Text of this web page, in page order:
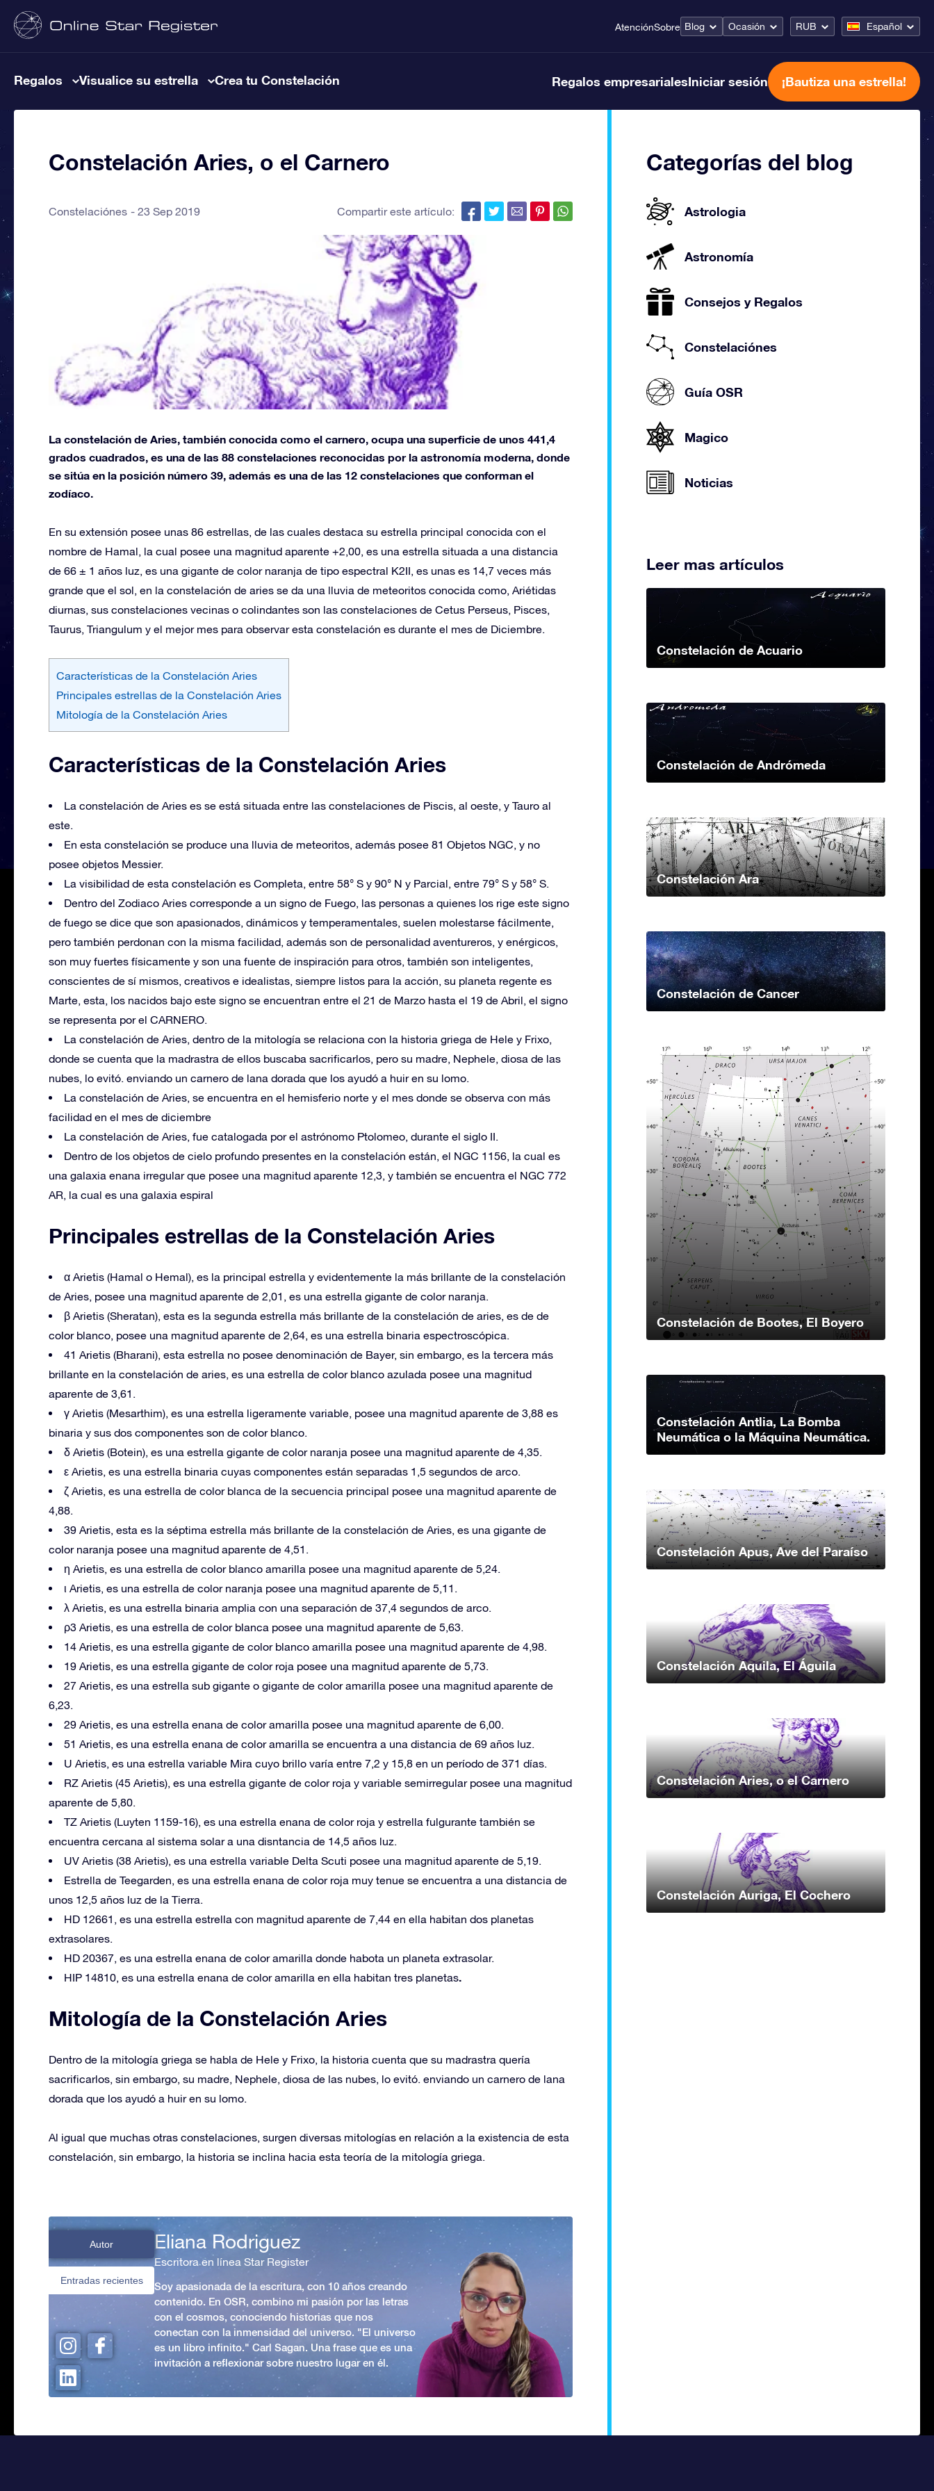
AtenciónSobre Blog Ocasión RUB Español
Regalos Visualice su estrella Crea tu Constelación Regalos empresarialesIniciar sesión ¡Bautiza una estrella!
Constelación Aries, o el Carnero
Constelaciónes 23 Sep 2019 Compartir este artículo:
La constelación de Aries, también conocida como el carnero, ocupa una superficie de unos 441,4
grados cuadrados, es una de las 88 constelaciones reconocidas por la astronomía moderna, donde
se sitúa en la posición número 39, además es una de las 12 constelaciones que conforman el
zodíaco.
En su extensión posee unas 86 estrellas, de las cuales destaca su estrella principal conocida con el
nombre de Hamal, la cual posee una magnitud aparente +2,00, es una estrella situada a una distancia
de 66 ± 1 años luz, es una gigante de color naranja de tipo espectral K2II, es unas es 14,7 veces más
grande que el sol, en la constelación de aries se da una lluvia de meteoritos conocida como, Ariétidas
diurnas, sus constelaciones vecinas o colindantes son las constelaciones de Cetus Perseus, Pisces,
Taurus, Triangulum y el mejor mes para observar esta constelación es durante el mes de Diciembre.
Características de la Constelación Aries
Principales estrellas de la Constelación Aries
Mitología de la Constelación Aries
Características de la Constelación Aries
La constelación de Aries es se está situada entre las constelaciones de Piscis, al oeste, y Tauro al
este.
En esta constelación se produce una lluvia de meteoritos, además posee 81 Objetos NGC, y no
posee objetos Messier.
La visibilidad de esta constelación es Completa, entre 58° S y 90° N y Parcial, entre 79° S y 58° S.
Dentro del Zodiaco Aries corresponde a un signo de Fuego, las personas a quienes los rige este signo
de fuego se dice que son apasionados, dinámicos y temperamentales, suelen molestarse fácilmente,
pero también perdonan con la misma facilidad, además son de personalidad aventureros, y enérgicos,
son muy fuertes físicamente y son una fuente de inspiración para otros, también son inteligentes,
conscientes de sí mismos, creativos e idealistas, siempre listos para la acción, su planeta regente es
Marte, esta, los nacidos bajo este signo se encuentran entre el 21 de Marzo hasta el 19 de Abril, el signo
se representa por el CARNERO.
La constelación de Aries, dentro de la mitología se relaciona con la historia griega de Hele y Frixo,
donde se cuenta que la madrastra de ellos buscaba sacrificarlos, pero su madre, Nephele, diosa de las
nubes, lo evitó. enviando un carnero de lana dorada que los ayudó a huir en su lomo.
La constelación de Aries, se encuentra en el hemisferio norte y el mes donde se observa con más
facilidad en el mes de diciembre
La constelación de Aries, fue catalogada por el astrónomo Ptolomeo, durante el siglo II.
Dentro de los objetos de cielo profundo presentes en la constelación están, el NGC 1156, la cual es
una galaxia enana irregular que posee una magnitud aparente 12,3, y también se encuentra el NGC 772
AR, la cual es una galaxia espiral
Principales estrellas de la Constelación Aries
α Arietis (Hamal o Hemal), es la principal estrella y evidentemente la más brillante de la constelación
de Aries, posee una magnitud aparente de 2,01, es una estrella gigante de color naranja.
β Arietis (Sheratan), esta es la segunda estrella más brillante de la constelación de aries, es de de
color blanco, posee una magnitud aparente de 2,64, es una estrella binaria espectroscópica.
41 Arietis (Bharani), esta estrella no posee denominación de Bayer, sin embargo, es la tercera más
brillante en la constelación de aries, es una estrella de color blanco azulada posee una magnitud
aparente de 3,61.
γ Arietis (Mesarthim), es una estrella ligeramente variable, posee una magnitud aparente de 3,88 es
binaria y sus dos componentes son de color blanco.
δ Arietis (Botein), es una estrella gigante de color naranja posee una magnitud aparente de 4,35.
ε Arietis, es una estrella binaria cuyas componentes están separadas 1,5 segundos de arco.
ζ Arietis, es una estrella de color blanca de la secuencia principal posee una magnitud aparente de
4,88.
39 Arietis, esta es la séptima estrella más brillante de la constelación de Aries, es una gigante de
color naranja posee una magnitud aparente de 4,51.
η Arietis, es una estrella de color blanco amarilla posee una magnitud aparente de 5,24.
ι Arietis, es una estrella de color naranja posee una magnitud aparente de 5,11.
λ Arietis, es una estrella binaria amplia con una separación de 37,4 segundos de arco.
ρ3 Arietis, es una estrella de color blanca posee una magnitud aparente de 5,63.
14 Arietis, es una estrella gigante de color blanco amarilla posee una magnitud aparente de 4,98.
19 Arietis, es una estrella gigante de color roja posee una magnitud aparente de 5,73.
27 Arietis, es una estrella sub gigante o gigante de color amarilla posee una magnitud aparente de
6,23.
29 Arietis, es una estrella enana de color amarilla posee una magnitud aparente de 6,00.
51 Arietis, es una estrella enana de color amarilla se encuentra a una distancia de 69 años luz.
U Arietis, es una estrella variable Mira cuyo brillo varía entre 7,2 y 15,8 en un período de 371 días.
RZ Arietis (45 Arietis), es una estrella gigante de color roja y variable semirregular posee una magnitud
aparente de 5,80.
TZ Arietis (Luyten 1159-16), es una estrella enana de color roja y estrella fulgurante también se
encuentra cercana al sistema solar a una disntancia de 14,5 años luz.
UV Arietis (38 Arietis), es una estrella variable Delta Scuti posee una magnitud aparente de 5,19.
Estrella de Teegarden, es una estrella enana de color roja muy tenue se encuentra a una distancia de
unos 12,5 años luz de la Tierra.
HD 12661, es una estrella estrella con magnitud aparente de 7,44 en ella habitan dos planetas
extrasolares.
HD 20367, es una estrella enana de color amarilla donde habota un planeta extrasolar.
HIP 14810, es una estrella enana de color amarilla en ella habitan tres planetas.
Mitología de la Constelación Aries
Dentro de la mitología griega se habla de Hele y Frixo, la historia cuenta que su madrastra quería
sacrificarlos, sin embargo, su madre, Nephele, diosa de las nubes, lo evitó. enviando un carnero de lana
dorada que los ayudó a huir en su lomo.
Al igual que muchas otras constelaciones, surgen diversas mitologías en relación a la existencia de esta
constelación, sin embargo, la historia se inclina hacia esta teoría de la mitología griega.
Autor
Entradas recientes
Eliana Rodriguez
Escritora en línea Star Register
Soy apasionada de la escritura, con 10 años creando
contenido. En OSR, combino mi pasión por las letras
con el cosmos, conociendo historias que nos
conectan con la inmensidad del universo. "El universo
es un libro infinito." Carl Sagan. Una frase que es una
invitación a reflexionar sobre nuestro lugar en él.
Categorías del blog
Astrologia
Astronomía
Consejos y Regalos
Constelaciónes
Guía OSR
Magico
Noticias
Leer mas artículos
Constelación de Acuario
Constelación de Andrómeda
Constelación Ara
Constelación de Cancer
Constelación de Bootes, El Boyero
Constelación Antlia, La Bomba
Neumática o la Máquina Neumática.
Constelación Apus, Ave del Paraíso
Constelación Aquila, El Águila
Constelación Aries, o el Carnero
Constelación Auriga, El Cochero